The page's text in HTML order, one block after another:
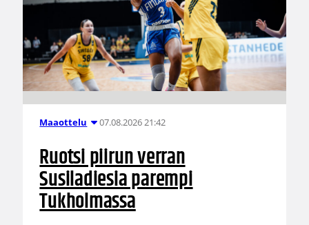
Maaottelu 07.08.2026 21:42
Ruotsi piirun verran
Susiladiesia parempi
Tukholmassa